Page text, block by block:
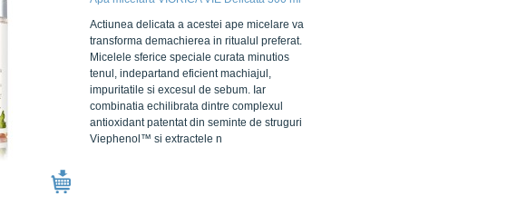
Actiunea delicata a acestei ape micelare va
transforma demachierea in ritualul preferat.
Micelele sferice speciale curata minutios
tenul, indepartand eficient machiajul,
impuritatile si excesul de sebum. Iar
combinatia echilibrata dintre complexul
antioxidant patentat din seminte de struguri
Viephenol™ si extractele n